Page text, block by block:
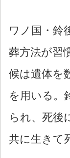
ワノ国・鈴
葬方法が習
候は遺体を
を用いる。
られ、死後
共に生きて